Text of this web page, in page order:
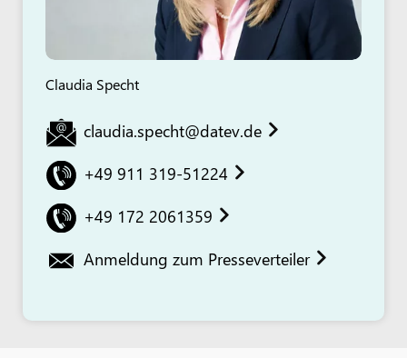
Claudia Specht
claudia.specht@datev.de
+49 911 319-51224
+49 172 2061359
Anmeldung zum Presseverteiler